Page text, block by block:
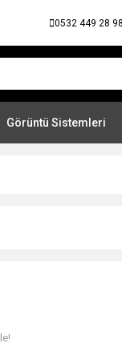
0532 449 28 98
Görüntü Sistemleri